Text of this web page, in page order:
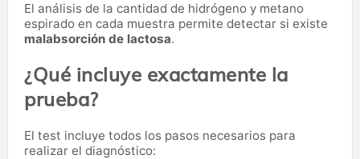
El análisis de la cantidad de hidrógeno y metano
espirado en cada muestra permite detectar si existe
malabsorción de lactosa.
¿Qué incluye exactamente la
prueba?
El test incluye todos los pasos necesarios para
realizar el diagnóstico: